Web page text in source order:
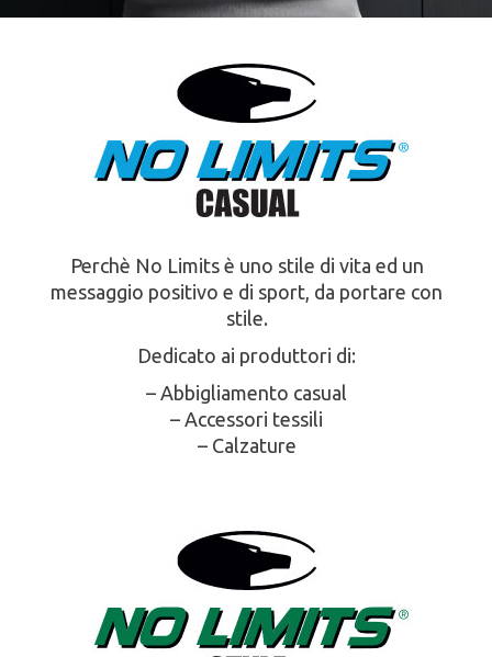
Perchè No Limits è uno stile di vita ed un
messaggio positivo e di sport, da portare con
stile.
Dedicato ai produttori di:
– Abbigliamento casual
– Accessori tessili
– Calzature